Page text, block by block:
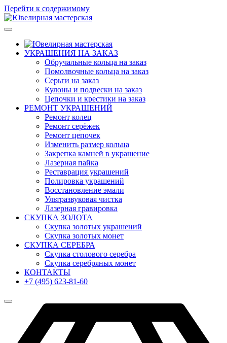
Перейти к содержимому
УКРАШЕНИЯ НА ЗАКАЗ
Обручальные кольца на заказ
Помолвочные кольца на заказ
Серьги на заказ
Кулоны и подвески на заказ
Цепочки и крестики на заказ
РЕМОНТ УКРАШЕНИЙ
Ремонт колец
Ремонт серёжек
Ремонт цепочек
Изменить размер кольца
Закрепка камней в украшение
Лазерная пайка
Реставрация украшений
Полировка украшений
Восстановление эмали
Ультразвуковая чистка
Лазерная гравировка
СКУПКА ЗОЛОТА
Скупка золотых украшений
Скупка золотых монет
СКУПКА СЕРЕБРА
Скупка столового серебра
Скупка серебряных монет
КОНТАКТЫ
+7 (495) 623-81-60